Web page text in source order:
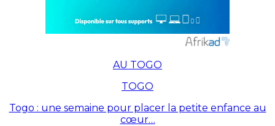
AU TOGO
TOGO
Togo : une semaine pour placer la petite enfance au
cœur…